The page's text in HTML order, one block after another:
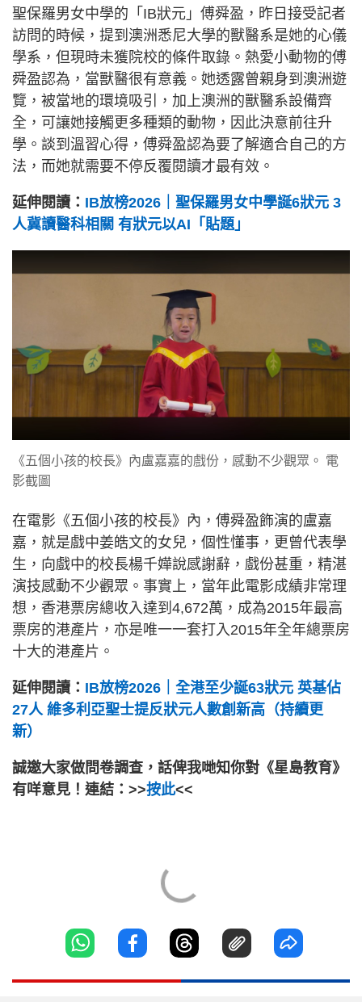
聖保羅男女中學的「IB狀元」傅舜盈，昨日接受記者
訪問的時候，提到澳洲悉尼大學的獸醫系是她的心儀
學系，但現時未獲院校的條件取錄。熱愛小動物的傅
舜盈認為，當獸醫很有意義。她透露曾親身到澳洲遊
覽，被當地的環境吸引，加上澳洲的獸醫系設備齊
全，可讓她接觸更多種類的動物，因此決意前往升
學。談到溫習心得，傅舜盈認為要了解適合自己的方
法，而她就需要不停反覆閱讀才最有效。
延伸閱讀： IB放榜2026｜聖保羅男女中學誕6狀元 3
人冀讀醫科相關 有狀元以AI「貼題」
《五個小孩的校長》內盧嘉嘉的戲份，感動不少觀眾。 電
影截圖
在電影《五個小孩的校長》內，傅舜盈飾演的盧嘉
嘉，就是戲中姜皓文的女兒，個性懂事，更曾代表學
生，向戲中的校長楊千嬅說感謝辭，戲份甚重，精湛
演技感動不少觀眾。事實上，當年此電影成績非常理
想，香港票房總收入達到4,672萬，成為2015年最高
票房的港產片，亦是唯一一套打入2015年全年總票房
十大的港產片。
延伸閱讀： IB放榜2026｜全港至少誕63狀元 英基佔
27人 維多利亞聖士提反狀元人數創新高（持續更
新）
誠邀大家做問卷調查，話俾我哋知你對《星島教育》
有咩意見！連結：>>按此<<